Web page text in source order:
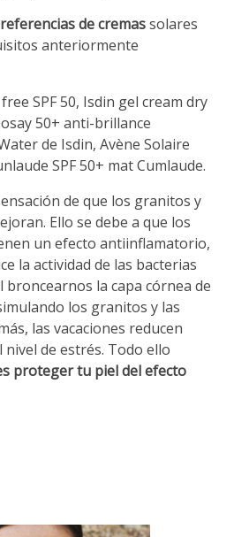
de cremassolares
anteriormente
SPF 50, Isdin gel cream dry
50+ anti-brillance
de Isdin, Avène Solaire
SPF 50+ mat Cumlaude.
de que los granitos y
Ello se debe a que los
un efecto antiinflamatorio,
la actividad de las bacterias
broncearnos la capa córnea de
los granitos y las
las vacaciones reducen
de estrés. Todo ello
proteger tu piel del efecto